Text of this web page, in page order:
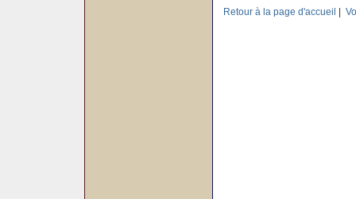
Retour à la page d'accueil